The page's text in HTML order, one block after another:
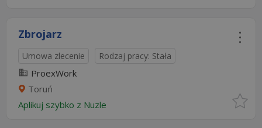
Zbrojarz
Umowa zlecenie Rodzaj pracy: Stała
ProexWork
Toruń
Aplikuj szybko z Nuzle